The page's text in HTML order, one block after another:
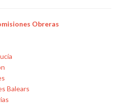
Obreras
Balears